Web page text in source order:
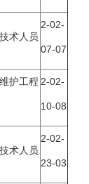
术人员
2-02-
07-07
护工程 2-02-
10-08
术人员
2-02-
23-03